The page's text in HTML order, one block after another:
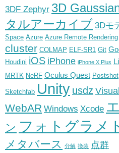
3DF Zephyr 3D
タルアーカイブ 3Dモ
Space Azure Azure Remote Rendering
cluster COLMAP ELF-SR1 Git
Houdini iOS iPhone iPhone X Plus
MRTK NeRF Oculus Quest Postshot
Sketchfab Unity usdz
WebAR Windows Xcode
ン フォトグラメ
メタバース 分解 換装 点群